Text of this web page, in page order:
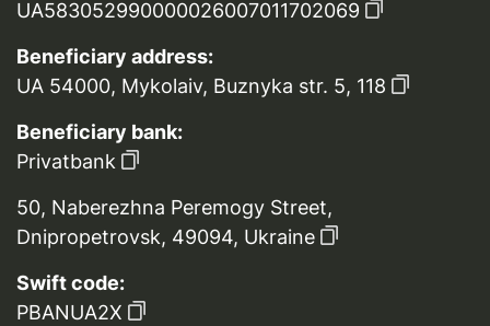
UA583052990000026007011702069
Beneficiary address:
UA 54000, Mykolaiv, Buznyka str. 5, 118
Beneficiary bank:
Privatbank
50, Naberezhna Peremogy Street,
Dnipropetrovsk, 49094, Ukraine
Swift code:
PBANUA2X